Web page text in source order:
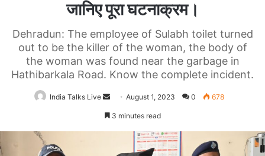
जानिए पूरा घटनाक्रम।
Dehradun: The employee of Sulabh toilet turned
out to be the killer of the woman, the body of
the woman was found near the garbage in
Hathibarkala Road. Know the complete incident.
India Talks Live
Send
an
August 1, 2023 0 678
3 minutes read